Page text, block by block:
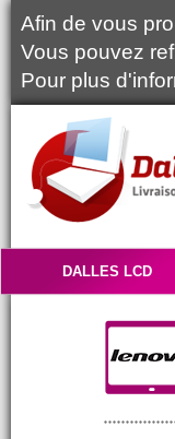
Afin de vous
Vous pouvez
Pour plus
DALLES LCD